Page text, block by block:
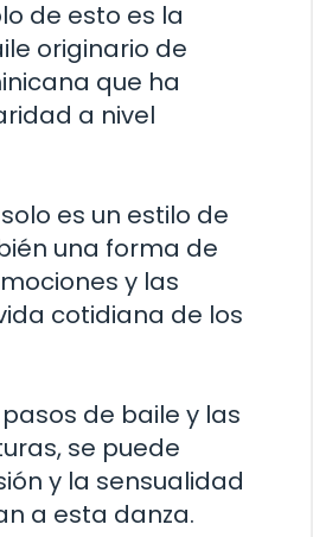
de esto es la
originario de
que ha
a nivel
es un estilo de
una forma de
y las
cotidiana de los
de baile y las
se puede
y la sensualidad
a esta danza.